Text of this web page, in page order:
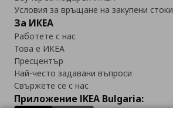
Условия за връщане на закупени стоки
За ИКЕА
Работете с нас
Това е ИКЕА
Пресцентър
Най-често задавани въпроси
Свържете се с нас
Приложение IKEA Bulgaria: